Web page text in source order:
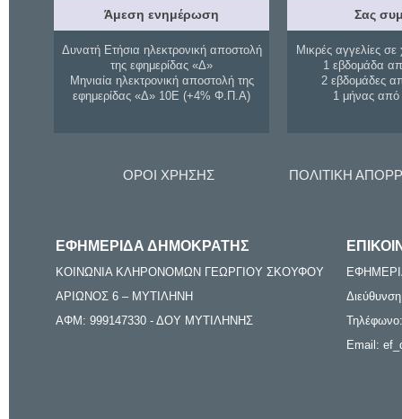
Άμεση ενημέρωση
Δυνατή Ετήσια ηλεκτρονική αποστολή
της εφημερίδας «Δ»
Μηνιαία ηλεκτρονική αποστολή της
εφημερίδας «Δ» 10Ε (+4% Φ.Π.Α)
Σας
Μικρές αγγελίες σε
1 εβδομάδα
2 εβδομάδες
1 μήνας
ΟΡΟΙ ΧΡΗΣΗΣ ΠΟΛΙΤΙΚΗ
ΕΦΗΜΕΡΙΔΑ ΔΗΜΟΚΡΑΤΗΣ
ΚΟΙΝΩΝΙΑ ΚΛΗΡΟΝΟΜΩΝ ΓΕΩΡΓΙΟΥ ΣΚΟΥΦΟΥ
ΑΡΙΩΝΟΣ 6 – ΜΥΤΙΛΗΝΗ
ΑΦΜ: 999147330 - ΔΟΥ ΜΥΤΙΛΗΝΗΣ
Email: